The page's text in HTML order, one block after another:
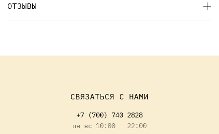
ОТЗЫВЫ
СВЯЗАТЬСЯ С НАМИ
+7 (700) 740 2828
пн-вс 10:00 - 22:00